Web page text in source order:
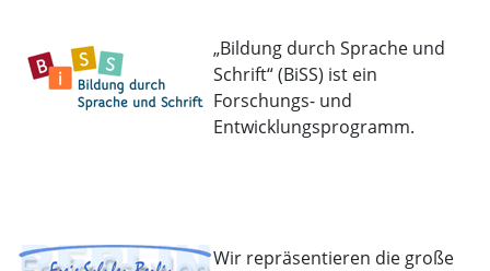
„Bildung durch Sprache und
Schrift“ (BiSS) ist ein
Forschungs- und
Entwicklungsprogramm.
Wir repräsentieren die große